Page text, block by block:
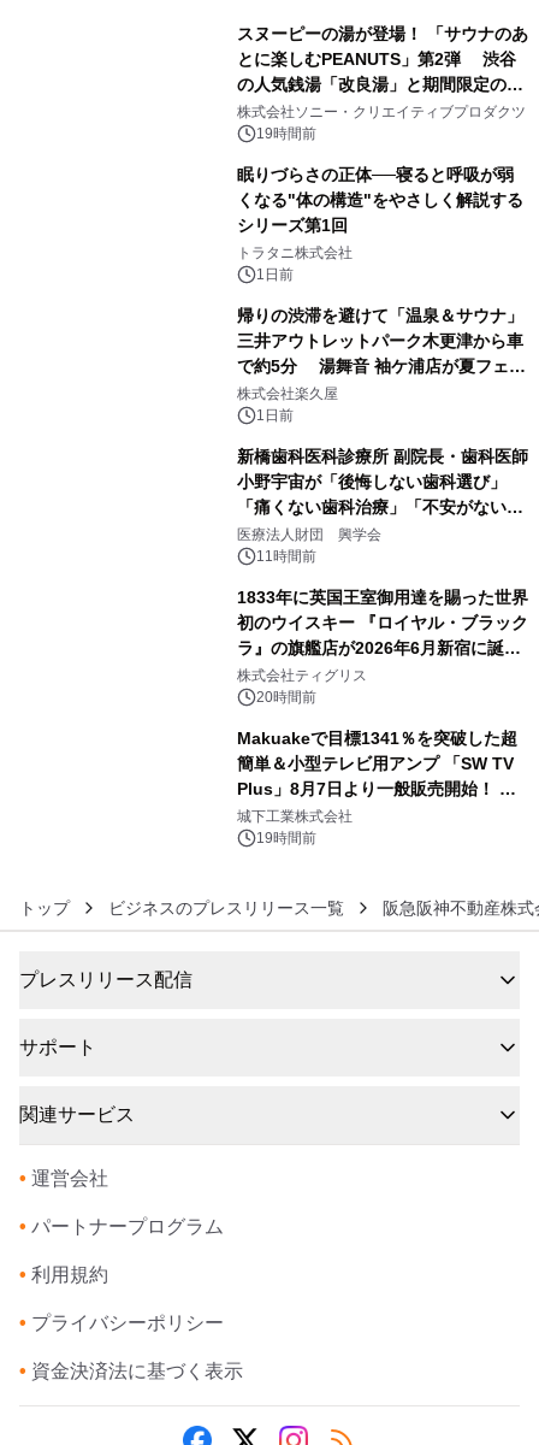
スヌーピーの湯が登場！ 「サウナのあ
とに楽しむPEANUTS」第2弾 渋谷
の人気銭湯「改良湯」と期間限定のコ
ラボレーション サウナイキタイコラ
ボグッズも発売決定！
株式会社ソニー・クリエイティブプロダクツ
19時間前
眠りづらさの正体──寝ると呼吸が弱
くなる"体の構造"をやさしく解説する
シリーズ第1回
トラタニ株式会社
1日前
帰りの渋滞を避けて「温泉＆サウナ」
三井アウトレットパーク木更津から車
で約5分 湯舞音 袖ケ浦店が夏フェア
メニューを提供
株式会社楽久屋
1日前
新橋歯科医科診療所 副院長・歯科医師
小野宇宙が「後悔しない歯科選び」
「痛くない歯科治療」「不安がない治
療計画」をテーマに専門監修
医療法人財団 興学会
11時間前
1833年に英国王室御用達を賜った世界
初のウイスキー 『ロイヤル・ブラック
ラ』の旗艦店が2026年6月新宿に誕
生 バカルディ ジャパンと連携した
没入型バー「BAR Arca」
株式会社ティグリス
20時間前
Makuakeで目標1341％を突破した超
簡単＆小型テレビ用アンプ 「SW TV
Plus」8月7日より一般販売開始！ ケ
ーブル1本つなぐだけ、テレビの音が
ぐっと豊かに
城下工業株式会社
19時間前
トップ ビジネスのプレスリリース一覧 阪急阪神不動産株式
プレスリリース配信
サポート
関連サービス
• 運営会社
• パートナープログラム
• 利用規約
• プライバシーポリシー
• 資金決済法に基づく表示